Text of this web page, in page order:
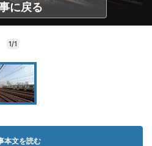
に戻る
1/1
本文を読む